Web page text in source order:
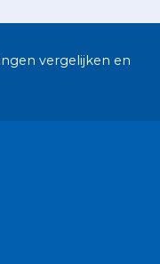
vergelijken en